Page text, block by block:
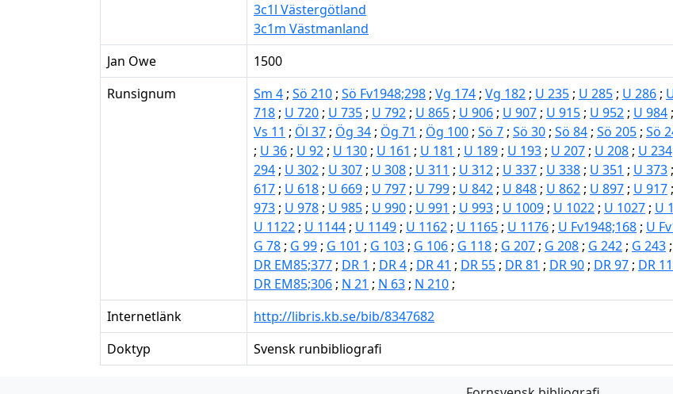
3c1l Västergötland
3c1m Västmanland
Jan Owe
1500
Runsignum
Sm 4 ; Sö 210 ; Sö Fv1948;298 ; Vg 174 ; Vg 182 ; U 235 ; U 285 ; U 286 ;
718 ; U 720 ; U 735 ; U 792 ; U 865 ; U 906 ; U 907 ; U 915 ; U 952 ; U 984 ;
Vs 11 ; Öl 37 ; Ög 34 ; Ög 71 ; Ög 100 ; Sö 7 ; Sö 30 ; Sö 84 ; Sö 205 ; Sö
; U 36 ; U 92 ; U 130 ; U 161 ; U 181 ; U 189 ; U 193 ; U 207 ; U 208 ; U 234
294 ; U 302 ; U 307 ; U 308 ; U 311 ; U 312 ; U 337 ; U 338 ; U 351 ; U 373 ;
617 ; U 618 ; U 669 ; U 797 ; U 799 ; U 842 ; U 848 ; U 862 ; U 897 ; U 917 ;
973 ; U 978 ; U 985 ; U 990 ; U 991 ; U 993 ; U 1009 ; U 1022 ; U 1027 ; U
U 1122 ; U 1144 ; U 1149 ; U 1162 ; U 1165 ; U 1176 ; U Fv1948;168 ; U
G 78 ; G 99 ; G 101 ; G 103 ; G 106 ; G 118 ; G 207 ; G 208 ; G 242 ; G 243 ;
DR EM85;377 ; DR 1 ; DR 4 ; DR 41 ; DR 55 ; DR 81 ; DR 90 ; DR 97 ; DR
DR EM85;306 ; N 21 ; N 63 ; N 210 ;
Internetlänk
http://libris.kb.se/bib/8347682
Doktyp
Svensk runbibliografi